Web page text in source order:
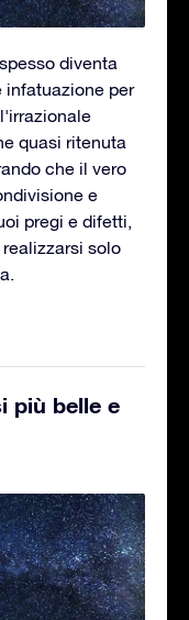
diventa
per
quasi ritenuta
che il vero
e
pregi e difetti,
solo
più belle e